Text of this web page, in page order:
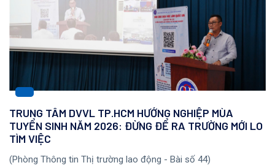
TRUNG TÂM DVVL TP.HCM HƯỚNG NGHIỆP MÙA
TUYỂN SINH NĂM 2026: ĐỪNG ĐỂ RA TRƯỜNG MỚI LO
TÌM VIỆC
(Phòng Thông tin Thị trường lao động - Bài số 44)